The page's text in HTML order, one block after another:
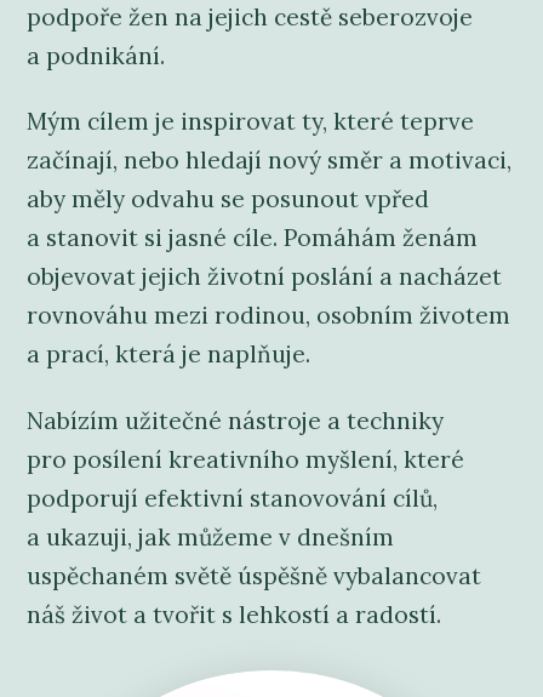
podpoře žen na jejich cestě seberozvoje
a podnikání.
Mým cílem je inspirovat ty, které teprve
začínají, nebo hledají nový směr a motivaci,
aby měly odvahu se posunout vpřed
a stanovit si jasné cíle. Pomáhám ženám
objevovat jejich životní poslání a nacházet
rovnováhu mezi rodinou, osobním životem
a prací, která je naplňuje.
Nabízím užitečné nástroje a techniky
pro posílení kreativního myšlení, které
podporují efektivní stanovování cílů,
a ukazuji, jak můžeme v dnešním
uspěchaném světě úspěšně vybalancovat
náš život a tvořit s lehkostí a radostí.